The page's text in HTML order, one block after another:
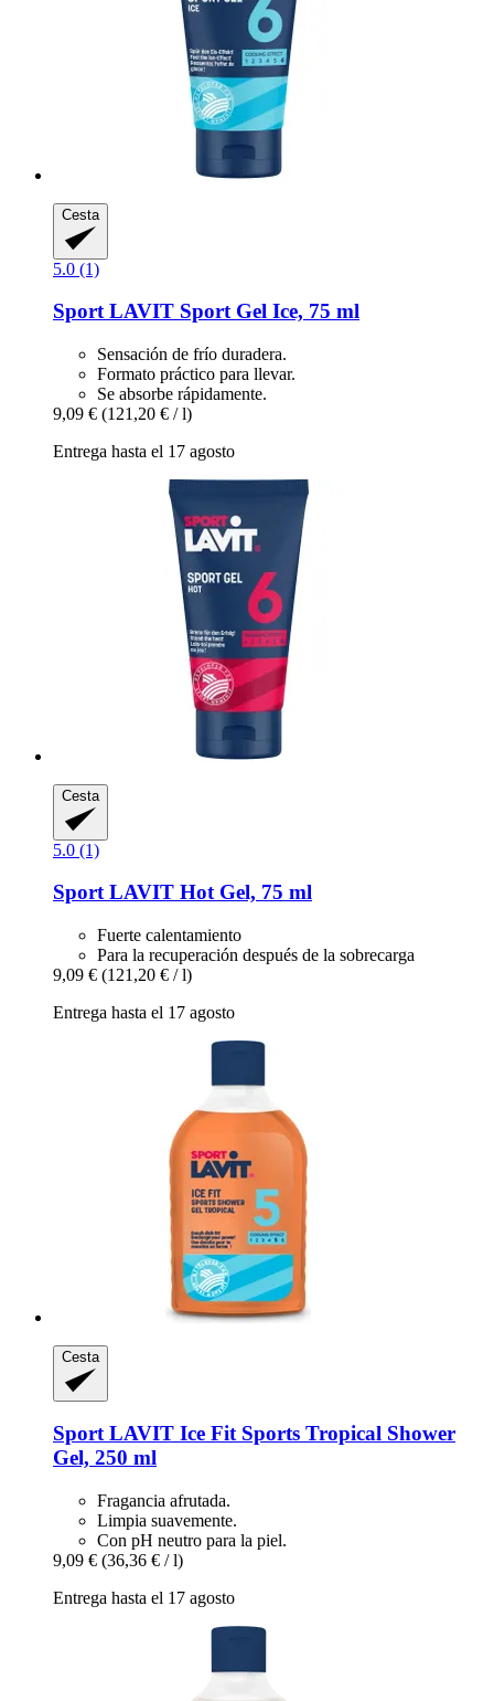
Cesta
5.0 (1)
Sport LAVIT Sport Gel Ice, 75 ml
Sensación de frío duradera.
Formato práctico para llevar.
Se absorbe rápidamente.
9,09 € (121,20 € / l)
Entrega hasta el 17 agosto
Cesta
5.0 (1)
Sport LAVIT Hot Gel, 75 ml
Fuerte calentamiento
Para la recuperación después de la sobrecarga
9,09 € (121,20 € / l)
Entrega hasta el 17 agosto
Cesta
Sport LAVIT Ice Fit Sports Tropical Shower
Gel, 250 ml
Fragancia afrutada.
Limpia suavemente.
Con pH neutro para la piel.
9,09 € (36,36 € / l)
Entrega hasta el 17 agosto